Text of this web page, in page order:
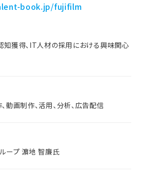
知獲得、IT人材の採用における興味関心
動画制作、活用、分析、広告配信
ープ 濵地 智廉氏
book.jp/fujifilm